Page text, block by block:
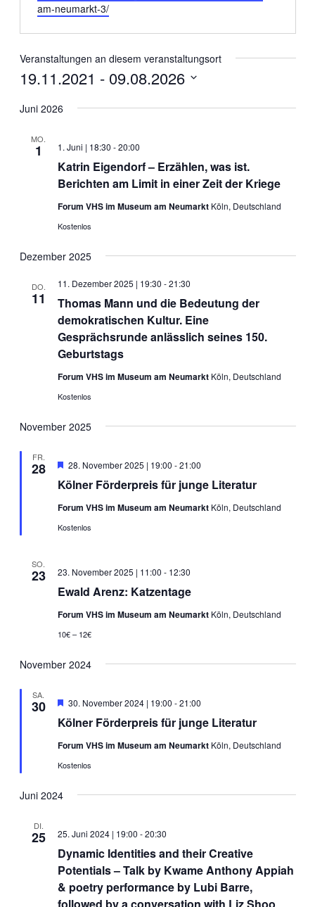
am-neumarkt-3/
Veranstaltungen an diesem veranstaltungsort
19.11.2021 - 09.08.2026
wählen.
Juni 2026
MO.
1
Katrin Eigendorf – Erzählen, was ist.
Berichten am Limit in einer Zeit der Kriege
1. Juni | 18:30 -20:00
Forum VHS im Museum am Neumarkt Köln, Deutschland
Kostenlos
Dezember 2025
DO.
11
Thomas Mann und die Bedeutung der
demokratischen Kultur. Eine
Gesprächsrunde anlässlich seines 150.
Geburtstags
11. Dezember 2025 | 19:30 -21:30
Forum VHS im Museum am Neumarkt Köln, Deutschland
Kostenlos
November 2025
FR.
28
Kölner Förderpreis für junge Literatur
Hervorgehoben
28. November 2025 | 19:00 -21:00
Forum VHS im Museum am Neumarkt Köln, Deutschland
Kostenlos
SO.
23
Ewald Arenz: Katzentage
23. November 2025 | 11:00 - 12:30
Forum VHS im Museum am Neumarkt Köln, Deutschland
10€ – 12€
November 2024
SA.
30
Kölner Förderpreis für junge Literatur
Hervorgehoben
30. November 2024 | 19:00 -21:00
Forum VHS im Museum am Neumarkt Köln, Deutschland
Kostenlos
Juni 2024
DI.
25
Dynamic Identities and their Creative
Potentials – Talk by Kwame Anthony Appiah
& poetry performance by Lubi Barre,
followed by a conversation with Liz Shoo
25. Juni 2024 | 19:00 -20:30